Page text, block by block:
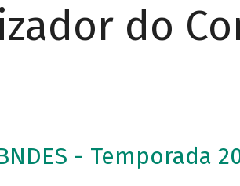
do
- Temporada